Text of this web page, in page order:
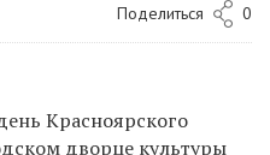
Поделиться 0
Красноярского
дворце культуры